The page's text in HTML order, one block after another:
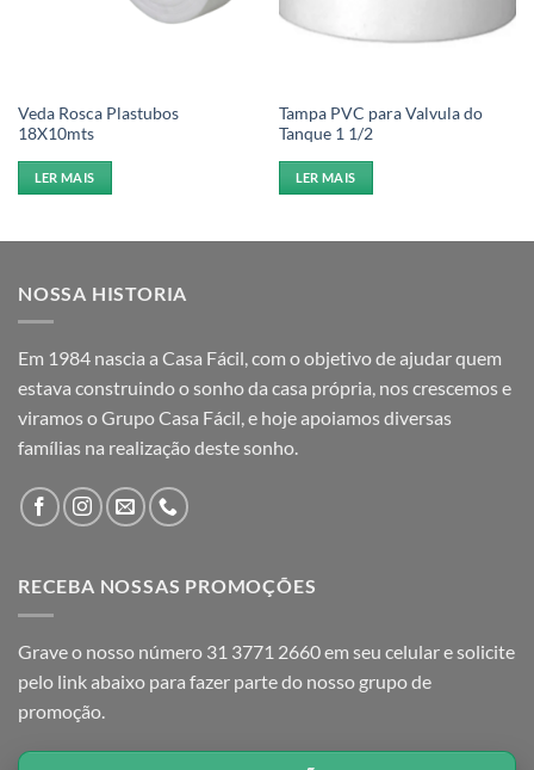
Veda Rosca Plastubos
18X10mts
LER MAIS
Tampa PVC para Valvula do
Tanque 1 1/2
LER MAIS
NOSSA HISTORIA
Em 1984 nascia a Casa Fácil, com o objetivo de ajudar quem
estava construindo o sonho da casa própria, nos crescemos e
viramos o Grupo Casa Fácil, e hoje apoiamos diversas
famílias na realização deste sonho.
RECEBA NOSSAS PROMOÇÕES
Grave o nosso número 31 3771 2660 em seu celular e solicite
pelo link abaixo para fazer parte do nosso grupo de
promoção.